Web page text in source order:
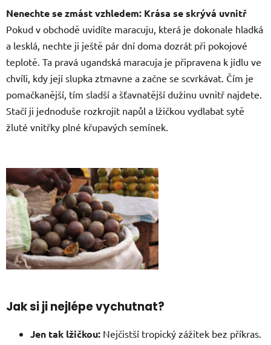
Nenechte se zmást vzhledem: Krása se skrývá uvnitř
Pokud v obchodě uvidíte maracuju, která je dokonale hladká
a lesklá, nechte ji ještě pár dní doma dozrát při pokojové
teplotě. Ta pravá ugandská maracuja je připravena k jídlu ve
chvíli, kdy její slupka ztmavne a začne se scvrkávat. Čím je
pomačkanější, tím sladší a šťavnatější dužinu uvnitř najdete.
Stačí ji jednoduše rozkrojit napůl a lžičkou vydlabat sytě
žluté vnitřky plné křupavých semínek.
Jak si ji nejlépe vychutnat?
Jen tak lžičkou: Nejčistší tropický zážitek bez příkras.